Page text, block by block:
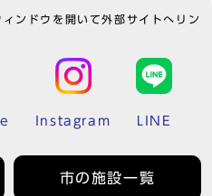
ンドウを開いて外部サイトへリン
Instagram LINE
市の施設一覧